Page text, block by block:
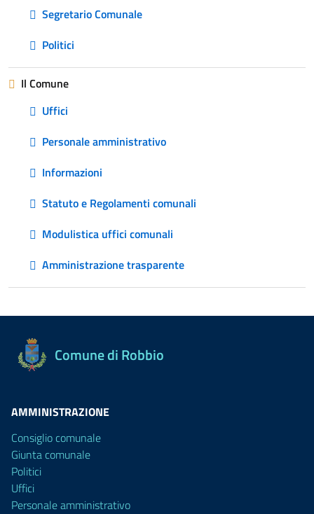
Segretario Comunale
Politici
Il Comune
Uffici
Personale amministrativo
Informazioni
Statuto e Regolamenti comunali
Modulistica uffici comunali
Amministrazione trasparente
Comune di Robbio
AMMINISTRAZIONE
Consiglio comunale
Giunta comunale
Politici
Uffici
Personale amministrativo